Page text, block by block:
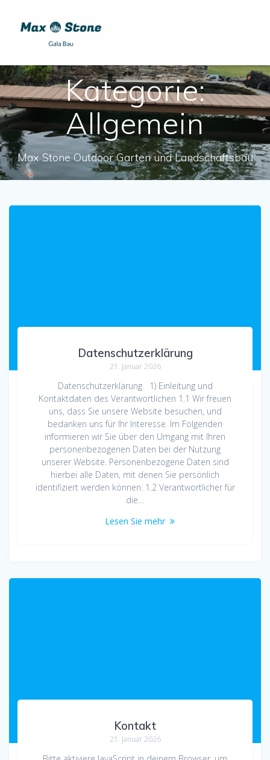
Kategorie:
Allgemein
Max Stone Outdoor Garten und Landschaftsbau
Datenschutzerklärung
21. Januar 2026
Datenschutzerklärung 1) Einleitung und
Kontaktdaten des Verantwortlichen 1.1 Wir freuen
uns, dass Sie unsere Website besuchen, und
bedanken uns für Ihr Interesse. Im Folgenden
informieren wir Sie über den Umgang mit Ihren
personenbezogenen Daten bei der Nutzung
unserer Website. Personenbezogene Daten sind
hierbei alle Daten, mit denen Sie persönlich
identifiziert werden können. 1.2 Verantwortlicher für
die…
Lesen Sie mehr
Kontakt
21. Januar 2026